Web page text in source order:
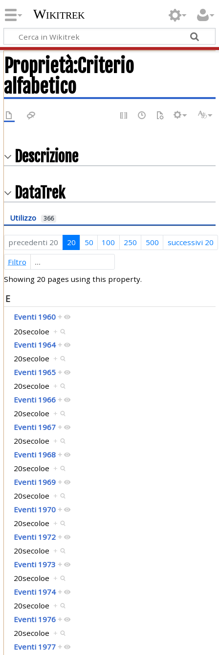
Wikitrek
Proprietà:Criterio
alfabetico
Descrizione
DataTrek
Utilizzo 366
precedenti 20 20 50 100 250 500
successivi 20
Filtro
Showing 20 pages using this property.
E
Eventi 1960 +
20secoloe +
Eventi 1964 +
20secoloe +
Eventi 1965 +
20secoloe +
Eventi 1966 +
20secoloe +
Eventi 1967 +
20secoloe +
Eventi 1968 +
20secoloe +
Eventi 1969 +
20secoloe +
Eventi 1970 +
20secoloe +
Eventi 1972 +
20secoloe +
Eventi 1973 +
20secoloe +
Eventi 1974 +
20secoloe +
Eventi 1976 +
20secoloe +
Eventi 1977 +